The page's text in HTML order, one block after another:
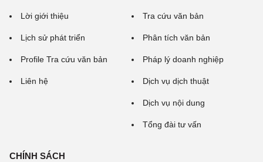
Lời giới thiệu
Lịch sử phát triển
Profile Tra cứu văn bản
Liên hệ
Tra cứu văn bản
Phân tích văn bản
Pháp lý doanh nghiệp
Dịch vụ dịch thuật
Dịch vụ nội dung
Tổng đài tư vấn
CHÍNH SÁCH